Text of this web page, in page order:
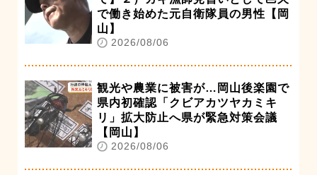
で働き始めた元自衛隊員の男性【岡
山】
2026/08/06
観光や農業に被害が…岡山後楽園で
県内初確認「クビアカツヤカミキ
リ」拡大防止へ県が緊急対策会議
【岡山】
2026/08/06